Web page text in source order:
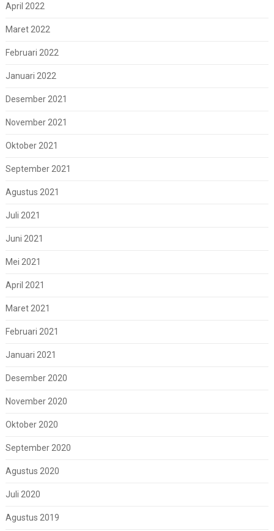
April 2022
Maret 2022
Februari 2022
Januari 2022
Desember 2021
November 2021
Oktober 2021
September 2021
Agustus 2021
Juli 2021
Juni 2021
Mei 2021
April 2021
Maret 2021
Februari 2021
Januari 2021
Desember 2020
November 2020
Oktober 2020
September 2020
Agustus 2020
Juli 2020
Agustus 2019